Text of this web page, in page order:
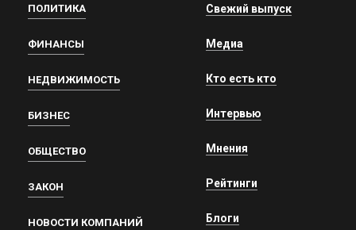
ПОЛИТИКА
ФИНАНСЫ
НЕДВИЖИМОСТЬ
БИЗНЕС
ОБЩЕСТВО
ЗАКОН
НОВОСТИ КОМПАНИЙ
Свежий выпуск
Медиа
Кто есть кто
Интервью
Мнения
Рейтинги
Блоги